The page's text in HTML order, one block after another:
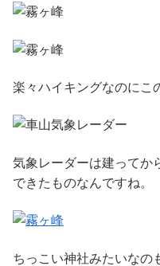
楽々ハイキングなのにこ
気象レーダーは建ってか
できたものなんですね。
ちっこい神社みたいなの